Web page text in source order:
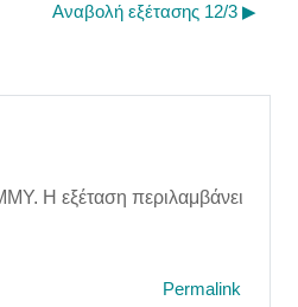
Αναβολή εξέτασης 12/3 ▶︎
Η εξέταση περιλαμβάνει
Permalink